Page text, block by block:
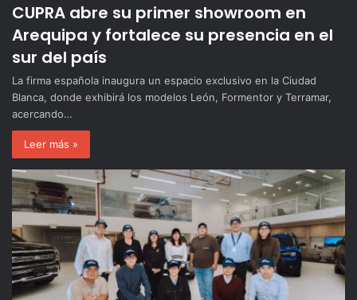
CUPRA abre su primer showroom en
Arequipa y fortalece su presencia en el
sur del país
La firma española inaugura un espacio exclusivo en la Ciudad
Blanca, donde exhibirá los modelos León, Formentor y Terramar,
acercando…
Leer más »